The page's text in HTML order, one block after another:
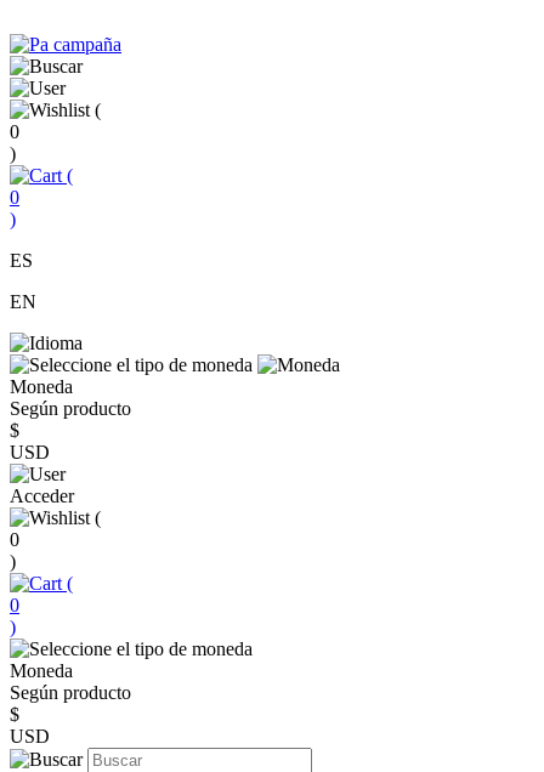
(
0
)
(
0
)
ES
EN
Moneda
Según producto
$
USD
Acceder
(
0
)
(
0
)
Moneda
Según producto
$
USD